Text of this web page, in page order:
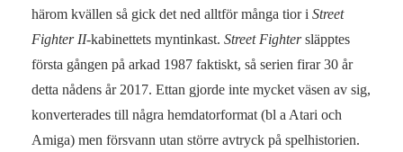
härom kvällen så gick det ned alltför många tior i Street
Fighter II-kabinettets myntinkast. Street Fightersläpptes
första gången på arkad 1987 faktiskt, så serien firar 30 år
detta nådens år 2017. Ettan gjorde inte mycket väsen av sig,
konverterades till några hemdatorformat (bl a Atari och
Amiga) men försvann utan större avtryck på spelhistorien.